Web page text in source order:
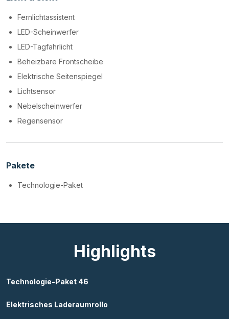
Fernlichtassistent
LED-Scheinwerfer
LED-Tagfahrlicht
Beheizbare Frontscheibe
Elektrische Seitenspiegel
Lichtsensor
Nebelscheinwerfer
Regensensor
Pakete
Technologie-Paket
Highlights
Technologie-Paket 46
Elektrisches Laderaumrollo